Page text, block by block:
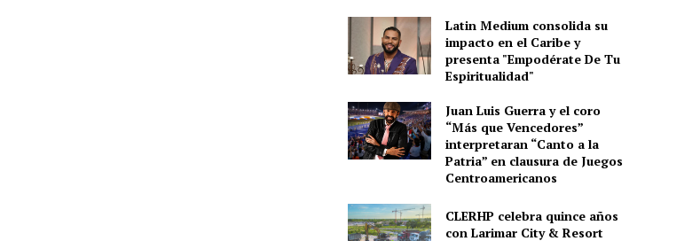
Latin Medium consolida su
impacto en el Caribe y
presenta "Empodérate De Tu
Espiritualidad"
Juan Luis Guerra y el coro
“Más que Vencedores”
interpretaran “Canto a la
Patria” en clausura de Juegos
Centroamericanos
CLERHP celebra quince años
con Larimar City & Resort